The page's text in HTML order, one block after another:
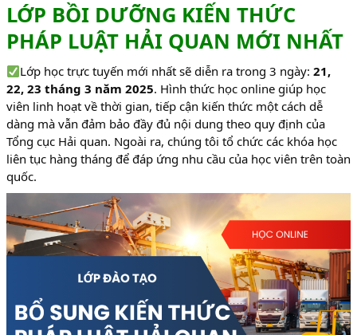
LỚP BỒI DƯỠNG KIẾN THỨC
PHÁP LUẬT HẢI QUAN MỚI NHẤT
Lớp học trực tuyến mới nhất sẽ diễn ra trong 3 ngày:21,
22, 23 tháng 3 năm 2025. Hình thức học online giúp học
viên linh hoạt về thời gian, tiếp cận kiến thức một cách dễ
dàng mà vẫn đảm bảo đầy đủ nội dung theo quy định của
Tổng cục Hải quan. Ngoài ra, chúng tôi tổ chức các khóa học
liên tục hàng tháng để đáp ứng nhu cầu của học viên trên toàn
quốc.